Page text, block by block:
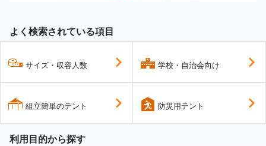
よく検索されている項目
サイズ・収容人数
組立簡単のテント
学校・自治会向け
防災用テント
利用目的から探す